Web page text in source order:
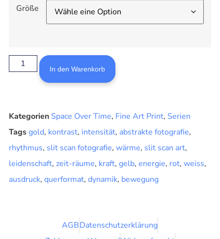
Größe
In den Warenkorb
Kategorien Space Over Time, Fine Art Print, Serien
Tagsgold, kontrast, intensität, abstrakte fotografie,
rhythmus, slit scan fotografie, wärme, slit scan art,
leidenschaft, zeit-räume, kraft, gelb, energie, rot, weiss,
ausdruck, querformat, dynamik, bewegung
AGBDatenschutzerklärung